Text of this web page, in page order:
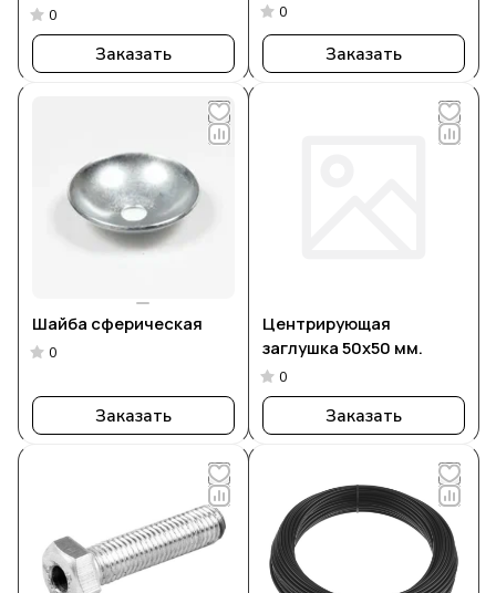
0
Заказать
0
Заказать
Шайба сферическая
0
Заказать
Центрирующая
заглушка 50х50 мм.
0
Заказать